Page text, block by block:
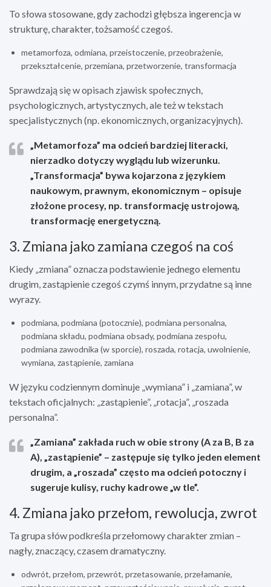
To słowa stosowane, gdy zachodzi głębsza ingerencja w
strukturę, charakter, tożsamość czegoś.
metamorfoza, odmiana, przeistoczenie, przeobrażenie,
przekształcenie, przemiana, przetworzenie, transformacja
Sprawdzają się w opisach zjawisk społecznych,
psychologicznych, artystycznych, ale też w tekstach
specjalistycznych (np. ekonomicznych, organizacyjnych).
„Metamorfoza” ma odcień bardziej literacki,
nierzadko dotyczy wyglądu lub wizerunku.
„Transformacja” bywa kojarzona z językiem
naukowym, prawnym, ekonomicznym – opisuje
złożone procesy, np. transformację ustrojową,
transformację energetyczną.
3. Zmiana jako zamiana czegoś na coś
Kiedy „zmiana” oznacza podstawienie jednego elementu
drugim, zastąpienie czegoś czymś innym, przydatne są inne
wyrazy.
podmiana, podmiana (potocznie), podmiana personalna,
podmiana składu, podmiana obsady, podmiana zespołu,
podmiana zawodnika (w sporcie), roszada, rotacja, uwolnienie,
wymiana, zastąpienie, zamiana
W języku codziennym dominuje „wymiana” i „zamiana”, w
tekstach oficjalnych: „zastąpienie”, „rotacja”, „roszada
personalna”.
„Zamiana” zakłada ruch w obie strony (A za B, B za
A),
„zastąpienie” – zastępuje się tylko jeden element
drugim, a „roszada” często ma odcień potoczny i
sugeruje kulisy, ruchy kadrowe „w tle”.
4. Zmiana jako przełom, rewolucja, zwrot
Ta grupa słów podkreśla przełomowy charakter zmian –
nagły, znaczący, czasem dramatyczny.
odwrót, przełom, przewrót, przetasowanie, przełamanie,